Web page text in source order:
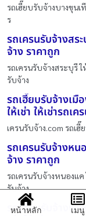
รถเฮี๊ยบรับจ้างบางขุนเ
ร
รถเครนรับจ้างสร
จ้าง ราคาถูก
รถเครนรับจ้างสระบุรี
รับจ้าง
รถเฮี๊ยบรับจ้างเมื
ให้เช่า ให้เช่ารถเ
เครนรับจ้าง.com รถเฮี๊
รถเครนรับจ้างหน
จ้าง ราคาถูก
รถเครนรับจ้างหนองเเ
รับจ้าง
รถเฮี๊ยบรับจ้างพ
หน้าหลัก เมนู